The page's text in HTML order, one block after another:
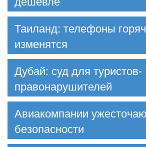
Таиланд: телефоны
изменятся
Дубай: суд для туристов-
правонарушителей
Авиакомпании
безопасности